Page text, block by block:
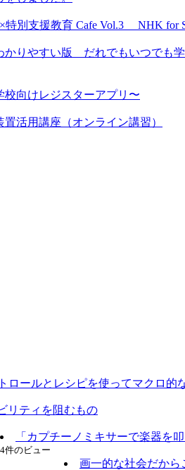
特別支援教育 Cafe Vol.3 NHK for
かりやすい版 だれでもいつでも
校向けレジスターアプリ〜
活用講座（オンライン講習）
ロールとレシピを使ってマクロ的
リティを阻むもの
「カプチーノミキサーで楽器を
4件のビュー
画一的な社会だから